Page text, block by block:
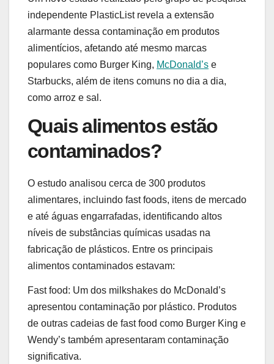
independente PlasticList revela a extensão
alarmante dessa contaminação em produtos
alimentícios, afetando até mesmo marcas
populares como Burger King, McDonald’s e
Starbucks, além de itens comuns no dia a dia,
como arroz e sal.
Quais alimentos estão
contaminados?
O estudo analisou cerca de 300 produtos
alimentares, incluindo fast foods, itens de mercado
e até águas engarrafadas, identificando altos
níveis de substâncias químicas usadas na
fabricação de plásticos. Entre os principais
alimentos contaminados estavam:
Fast food: Um dos milkshakes do McDonald’s
apresentou contaminação por plástico. Produtos
de outras cadeias de fast food como Burger King e
Wendy’s também apresentaram contaminação
significativa.